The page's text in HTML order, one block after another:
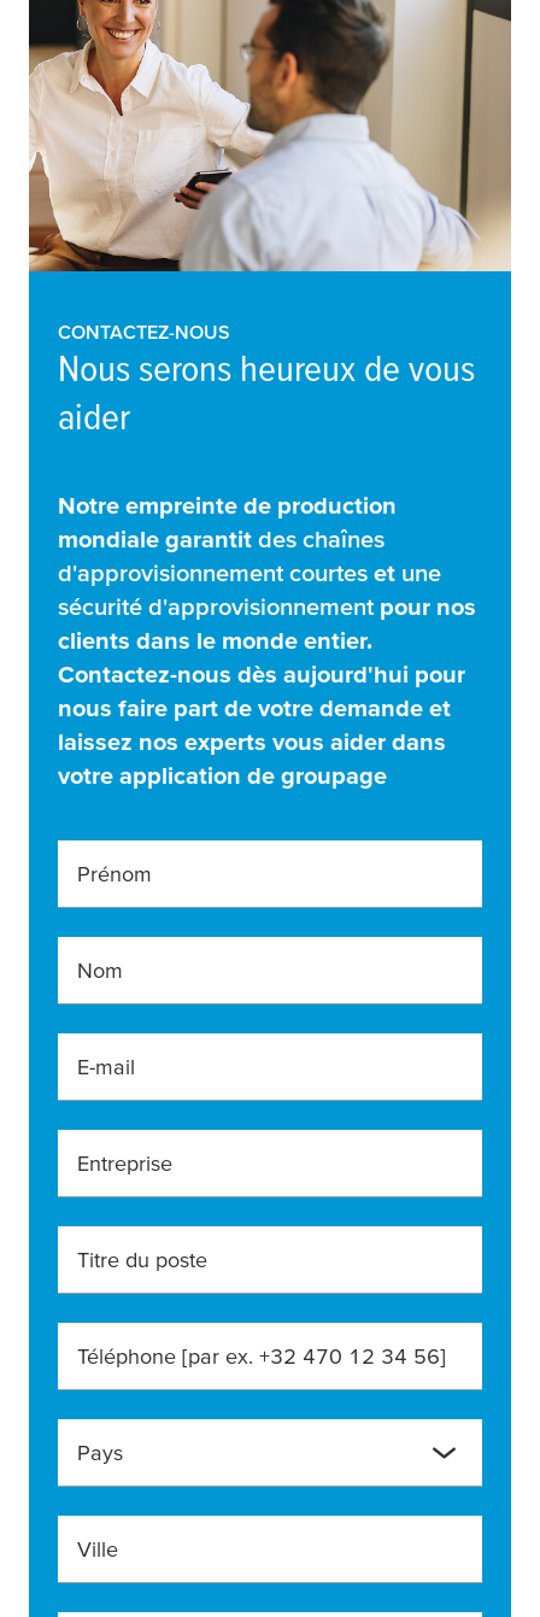
CONTACTEZ-NOUS
Nous serons heureux de vous
aider
Notre empreinte de production
mondiale garantit des chaînes
d'approvisionnement courtes et une
sécurité d'approvisionnement pour nos
clients dans le monde entier.
Contactez-nous dès aujourd'hui pour
nous faire part de votre demande et
laissez nos experts vous aider dans
votre application de groupage
Prénom
Nom
E-mail
Entreprise
Titre du poste
Téléphone [par ex. +32 470 12 34 56]
Pays
Ville